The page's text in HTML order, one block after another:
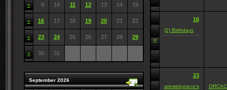
» 9 10 11 12 13 14 15
» 16 17 18 19 20 21 22
» 23 24 25 26 27 28 29
» 30 31
September 2026
»
16
(2) Birthdays
23
arewebynece's